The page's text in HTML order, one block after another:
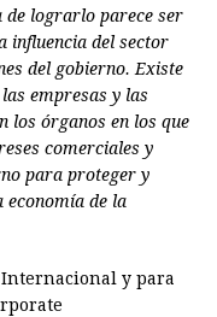
lograrlo parece ser
influencia del sector
del gobierno. Existe
empresas y las
los órganos en los que
comerciales y
para proteger y
economía de la
y para